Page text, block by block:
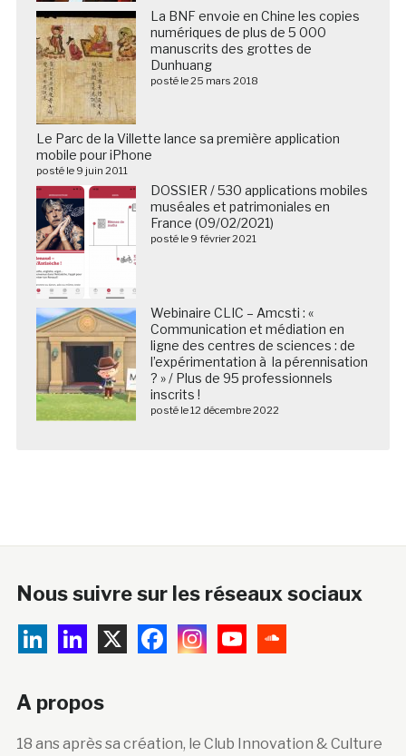
La BNF envoie en Chine les copies
numériques de plus de 5 000
manuscrits des grottes de
Dunhuang
posté le 25 mars 2018
Le Parc de la Villette lance sa première application
mobile pour iPhone
posté le 9 juin 2011
DOSSIER / 530 applications mobiles
muséales et patrimoniales en
France (09/02/2021)
posté le 9 février 2021
Webinaire CLIC – Amcsti : «
Communication et médiation en
ligne des centres de sciences : de
l’expérimentation à la pérennisation
? » / Plus de 95 professionnels
inscrits !
posté le 12 décembre 2022
Nous suivre sur les réseaux sociaux
A propos
18 ans après sa création, le Club Innovation & Culture